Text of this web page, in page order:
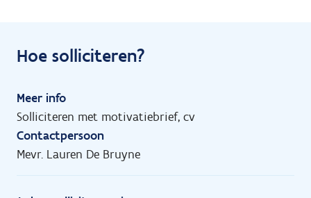
Hoe solliciteren?
Meer info
Solliciteren met motivatiebrief, cv
Contactpersoon
Mevr. Lauren De Bruyne